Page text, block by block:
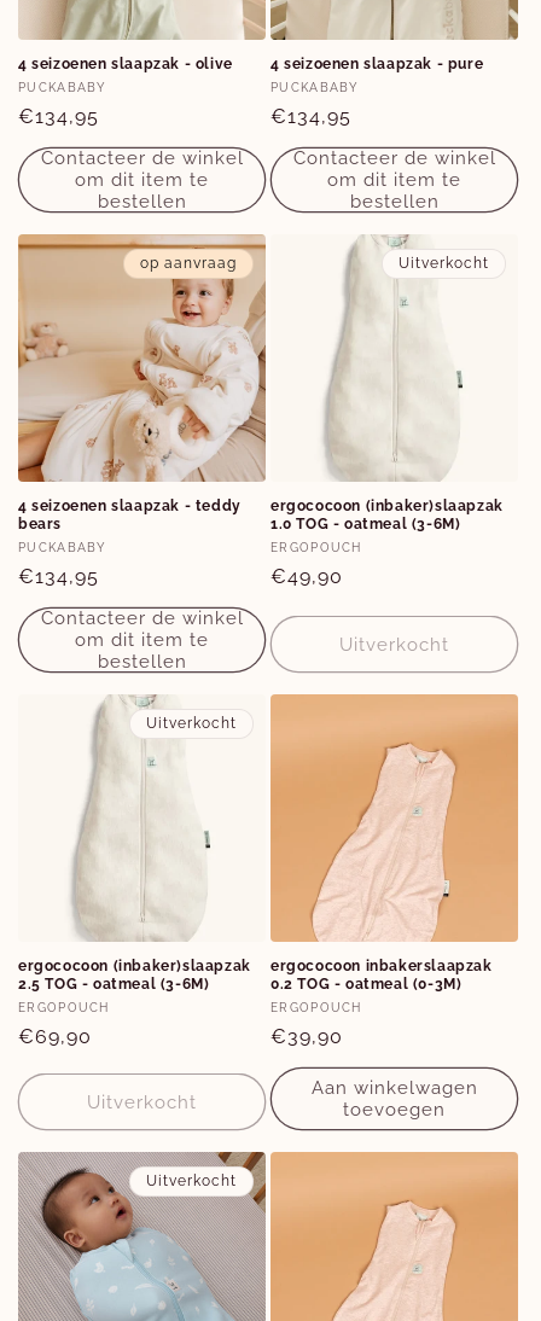
4 seizoenen slaapzak - olive
Verkoper:
PUCKABABY
Normale
prijs
€134,95
Contacteer de winkel
om dit item te
bestellen
4 seizoenen slaapzak - pure
Verkoper:
PUCKABABY
Normale
prijs
€134,95
Contacteer de winkel
om dit item te
bestellen
op aanvraag
4 seizoenen slaapzak - teddy
bears
Verkoper:
PUCKABABY
Normale
prijs
€134,95
Contacteer de winkel
om dit item te
bestellen
Uitverkocht
ergococoon (inbaker)slaapzak
1.0 TOG - oatmeal (3-6M)
Verkoper:
ERGOPOUCH
Normale
€49,90
Uitverkocht
Uitverkocht
ergococoon (inbaker)slaapzak
2.5 TOG - oatmeal (3-6M)
Verkoper:
ERGOPOUCH
Normale
€69,90
Uitverkocht
ergococoon inbakerslaapzak
0.2 TOG - oatmeal (0-3M)
Verkoper:
ERGOPOUCH
Normale
prijs
€39,90
Aan winkelwagen
toevoegen
Uitverkocht